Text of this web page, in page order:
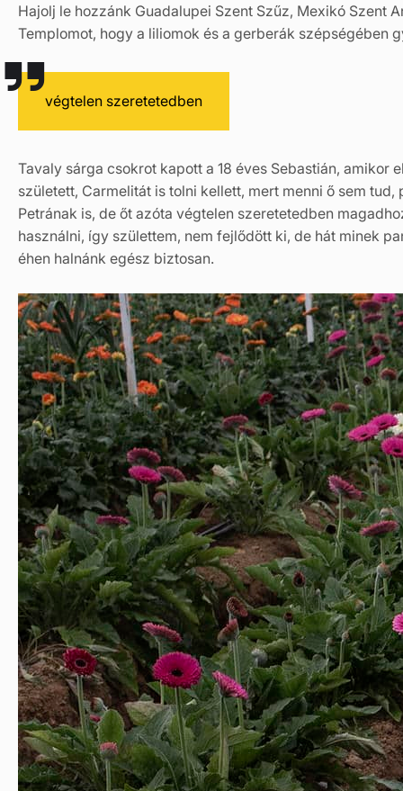
Hajolj le hozzánk Guadalupei Szent Szűz, Mexikó Szent
Templomot, hogy a liliomok és a gerberák szépségében
végtelen szeretetedben
Tavaly sárga csokrot kapott a 18 éves Sebastián,
született, Carmelitát is tolni kellett, mert menni ő sem
Petrának is, de őt azóta végtelen szeretetedben
használni, így születtem, nem fejlődött ki, de hát minek
éhen halnánk egész biztosan.